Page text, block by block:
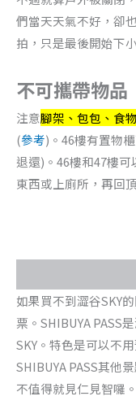
們當天天氣不好，卻
拍，只是最後開始下
不可攜帶物品
注意腳架、包包、食
(參考)。46樓有置物
退還)。46樓和47樓
東西或上廁所，再回
如果買不到澀谷SKY
票。SHIBUYA PASS
SKY。特色是可以不
SHIBUYA PASS其他
不值得就見仁見智囉。